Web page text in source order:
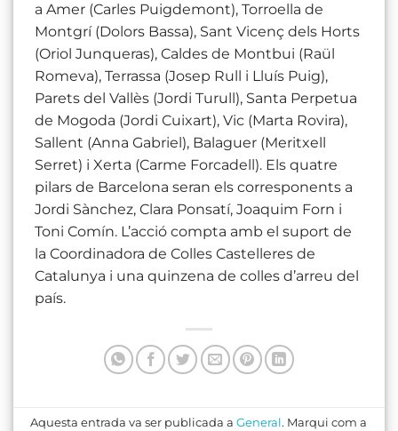
a Amer (Carles Puigdemont), Torroella de
Montgrí (Dolors Bassa), Sant Vicenç dels Horts
(Oriol Junqueras), Caldes de Montbui (Raül
Romeva), Terrassa (Josep Rull i Lluís Puig),
Parets del Vallès (Jordi Turull), Santa Perpetua
de Mogoda (Jordi Cuixart), Vic (Marta Rovira),
Sallent (Anna Gabriel), Balaguer (Meritxell
Serret) i Xerta (Carme Forcadell). Els quatre
pilars de Barcelona seran els corresponents a
Jordi Sànchez, Clara Ponsatí, Joaquim Forn i
Toni Comín. L’acció compta amb el suport de
la Coordinadora de Colles Castelleres de
Catalunya i una quinzena de colles d’arreu del
país.
Aquesta entrada va ser publicada aGeneral. Marqui com a